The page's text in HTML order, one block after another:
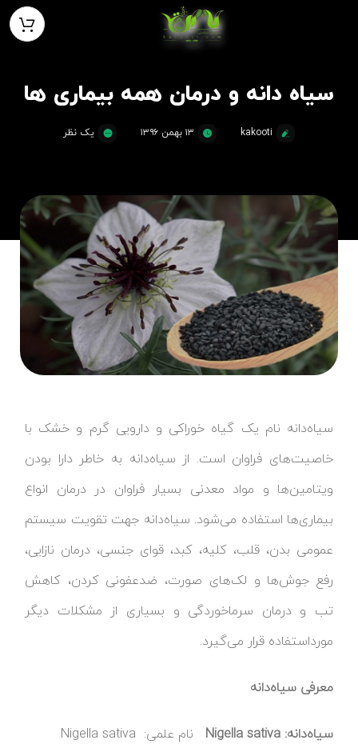
سیاه‌ دانه و درمان همه بیماری ها
kakooti ۱۳ بهمن ۱۳۹۶ یک نظر
سیاه‌دانه نام یک گیاه خوراکی و دارویی گرم و خشک با
خاصیت‌های فراوان است. از سیاه‌دانه به خاطر دارا بودن
ویتامین‌ها و مواد معدنی بسیار فراوان در درمان انواع
بیماری‌ها استفاده می‌شود. سیاه‌دانه جهت تقویت سیستم
عمومی بدن، قلب، کلیه، کبد، قوای جنسی، درمان نازایی،
رفع جوش‌ها و لک‌های صورت، ضدعفونی کردن، کاهش
تب و درمان سرماخوردگی و بسیاری از مشکلات دیگر
مورداستفاده قرار می‌گیرد.
معرفی سیاه‌دانه
سیاه‌دانه: Nigella sativa
نام علمی: Nigella sativa